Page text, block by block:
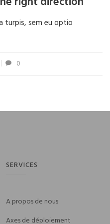
turpis, sem eu optio
0
SERVICES
A propos de nous
Axes de déploiement